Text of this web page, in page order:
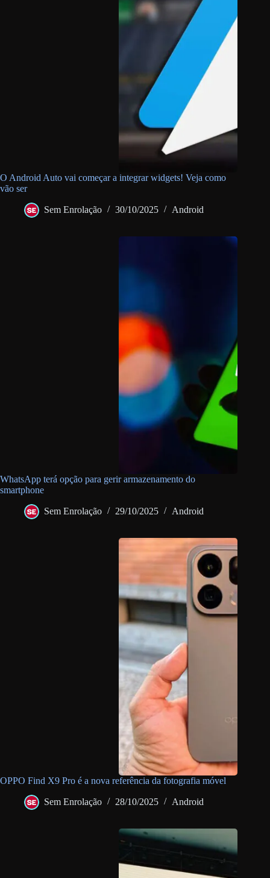
O Android Auto vai começar a integrar widgets! Veja como
vão ser
Sem Enrolação 30/10/2025 Android
WhatsApp terá opção para gerir armazenamento do
smartphone
Sem Enrolação 29/10/2025 Android
OPPO Find X9 Pro é a nova referência da fotografia móvel
Sem Enrolação 28/10/2025 Android